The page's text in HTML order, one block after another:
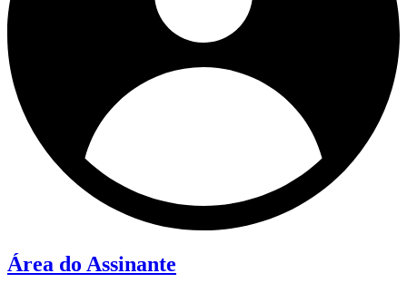
Área do Assinante